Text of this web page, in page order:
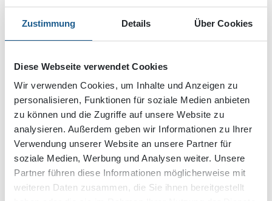
Zustimmung Details Über Cookies
Diese Webseite verwendet Cookies
Wir verwenden Cookies, um Inhalte und Anzeigen zu
personalisieren, Funktionen für soziale Medien anbieten
zu können und die Zugriffe auf unsere Website zu
analysieren. Außerdem geben wir Informationen zu Ihrer
Verwendung unserer Website an unsere Partner für
soziale Medien, Werbung und Analysen weiter. Unsere
Partner führen diese Informationen möglicherweise mit
weiteren Daten zusammen, die Sie ihnen bereitgestellt
Bestand und realisieren architektonisch anspruchsvolle
Neubauten.